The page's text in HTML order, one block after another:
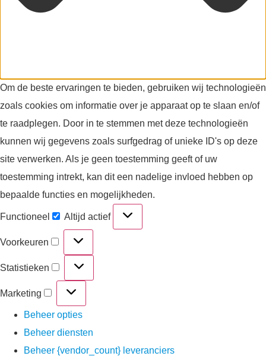
Om de beste ervaringen te bieden, gebruiken wij technologieën
zoals cookies om informatie over je apparaat op te slaan en/of
te raadplegen. Door in te stemmen met deze technologieën
kunnen wij gegevens zoals surfgedrag of unieke ID's op deze
site verwerken. Als je geen toestemming geeft of uw
toestemming intrekt, kan dit een nadelige invloed hebben op
bepaalde functies en mogelijkheden.
Functioneel Altijd actief
Voorkeuren
Statistieken
Marketing
Beheer opties
Beheer diensten
Beheer {vendor_count} leveranciers